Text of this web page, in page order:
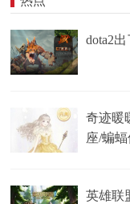
dota2
奇迹暖
座/蝙
英雄联